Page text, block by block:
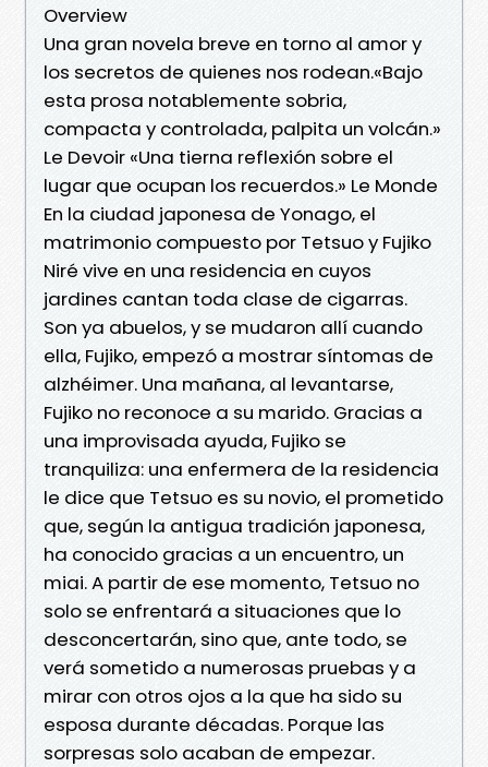
Overview
Una gran novela breve en torno al amor y
los secretos de quienes nos rodean.«Bajo
esta prosa notablemente sobria,
compacta y controlada, palpita un volcán.»
Le Devoir «Una tierna reflexión sobre el
lugar que ocupan los recuerdos.» Le Monde
En la ciudad japonesa de Yonago, el
matrimonio compuesto por Tetsuo y Fujiko
Niré vive en una residencia en cuyos
jardines cantan toda clase de cigarras.
Son ya abuelos, y se mudaron allí cuando
ella, Fujiko, empezó a mostrar síntomas de
alzhéimer. Una mañana, al levantarse,
Fujiko no reconoce a su marido. Gracias a
una improvisada ayuda, Fujiko se
tranquiliza: una enfermera de la residencia
le dice que Tetsuo es su novio, el prometido
que, según la antigua tradición japonesa,
ha conocido gracias a un encuentro, un
miai. A partir de ese momento, Tetsuo no
solo se enfrentará a situaciones que lo
desconcertarán, sino que, ante todo, se
verá sometido a numerosas pruebas y a
mirar con otros ojos a la que ha sido su
esposa durante décadas. Porque las
sorpresas solo acaban de empezar.